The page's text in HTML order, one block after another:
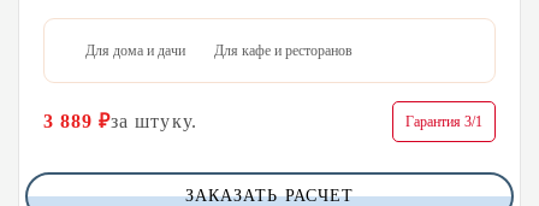
Для дома и дачи Для кафе и ресторанов
3 889 ₽за штуку. Гарантия 3/1
ЗАКАЗАТЬ РАСЧЕТ